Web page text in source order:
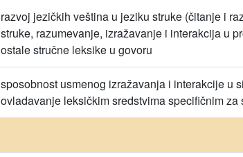
razvoj jezičkih veština u jeziku struke (čitanje i
struke, razumevanje, izražavanje i interakcija u
ostale stručne leksike u govoru
sposobnost usmenog izražavanja i interakcije u
ovladavanje leksičkim sredstvima specifičnim